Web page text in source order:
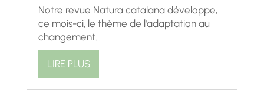
Notre revue Natura catalana développe,
ce mois-ci, le thème de l'adaptation au
changement...
LIRE PLUS